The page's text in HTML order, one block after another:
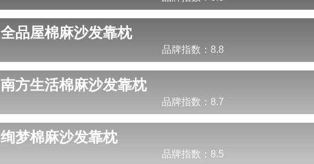
全品屋棉麻沙发靠枕
品牌指数： 8.8
南方生活棉麻沙发靠枕
品牌指数： 8.7
绚梦棉麻沙发靠枕
品牌指数： 8.5